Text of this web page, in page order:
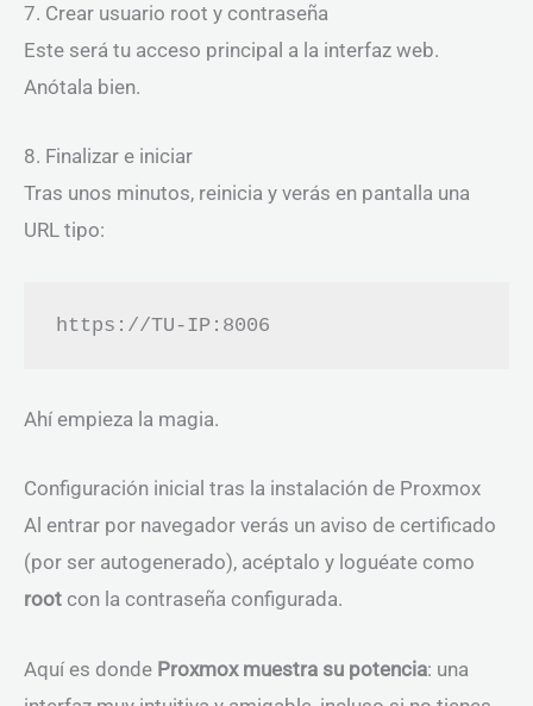
7. Crear usuario root y contraseña
Este será tu acceso principal a la interfaz web.
Anótala bien.
8. Finalizar e iniciar
Tras unos minutos, reinicia y verás en pantalla una
URL tipo:
Ahí empieza la magia.
Configuración inicial tras la instalación de Proxmox
Al entrar por navegador verás un aviso de certificado
(por ser autogenerado), acéptalo y loguéate como
root con la contraseña configurada.
Aquí es donde Proxmox muestra su potencia: una